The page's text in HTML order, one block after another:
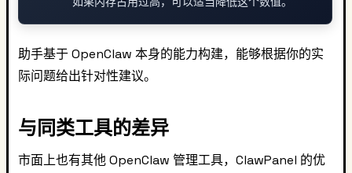
助手基于 OpenClaw 本身的能力构建，能够根据你的实
际问题给出针对性建议。
与同类工具的差异
市面上也有其他 OpenClaw 管理工具，ClawPanel 的优